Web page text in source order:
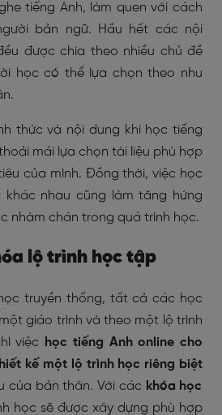
tiếng Anh, làm quen với cách
bản ngữ. Hầu hết các nội
được chia theo nhiều chủ đề
học có thể lựa chọn theo nhu
thức và nội dung khi học tiếng
mái lựa chọn tài liệu phù hợp
của mình. Đồng thời, việc học
khác nhau cũng làm tăng hứng
nhàm chán trong quá trình học.
lộ trình học tập
truyền thống, tất cả các học
giáo trình và theo một lộ trình
việc
học tiếng Anh online cho
kế một lộ trình học riêng biệt
của bản thân. Với các khóa học
học sẽ được xây dựng phù hợp